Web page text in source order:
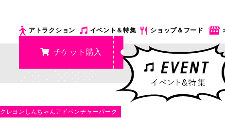
アトラクション イベント＆特集 ショップ＆フード
チケット購入
クレヨンしんちゃんアドベンチャーパーク